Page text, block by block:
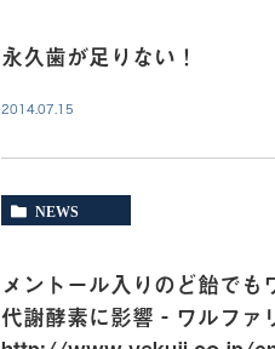
永久歯が足りない！
2014.07.15
NEWS
メントール入りのど飴で
代謝酵素に影響‐ワルファ